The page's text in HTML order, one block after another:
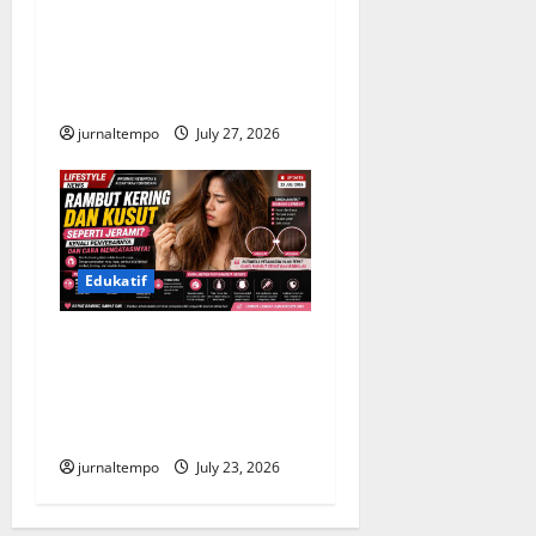
jurnaltempo July 27, 2026
Edukatif
jurnaltempo July 23, 2026